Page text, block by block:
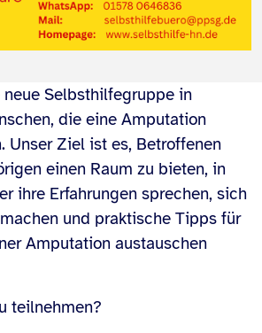
Selbsthilfegruppe in
die eine Amputation
Unser Ziel ist es, Betroffenen
einen Raum zu bieten, in
ihre Erfahrungen sprechen, sich
und praktische Tipps für
Amputation austauschen
teilnehmen?